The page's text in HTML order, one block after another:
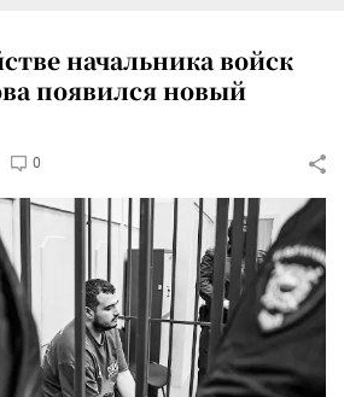
начальника войск
появился новый
0